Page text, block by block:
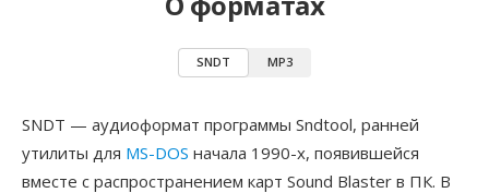
SNDT MP3
SNDT — аудиоформат программы Sndtool, ранней
утилиты для MS-DOS начала 1990-х, появившейся
вместе с распространением карт Sound Blaster в ПК. В